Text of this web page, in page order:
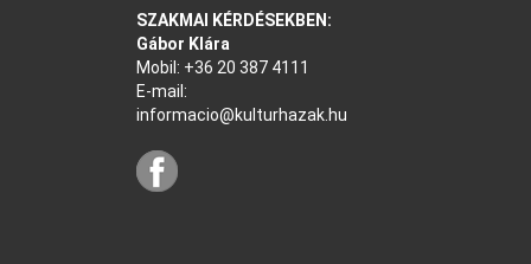
SZAKMAI KÉRDÉSEKBEN:
Gábor Klára
Mobil: +36 20 387 4111
E-mail:
informacio@kulturhazak.hu